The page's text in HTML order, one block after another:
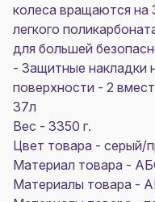
колеса вращаются на
легкого
для большей
- Защитные накладки
поверхности - 2
37л
Вес - 3350 г.
Цвет товара - серый/
Материал товара -
Материалы товара -